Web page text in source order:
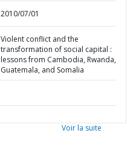
2010/07/01
Violent conflict and the
transformation of social capital :
lessons from Cambodia, Rwanda,
Guatemala, and Somalia
Voir la suite